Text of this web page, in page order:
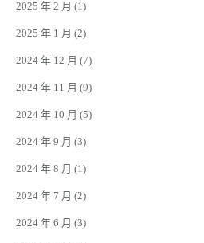
2025 年 2 月 (1)
2025 年 1 月 (2)
2024 年 12 月 (7)
2024 年 11 月 (9)
2024 年 10 月 (5)
2024 年 9 月 (3)
2024 年 8 月 (1)
2024 年 7 月 (2)
2024 年 6 月 (3)